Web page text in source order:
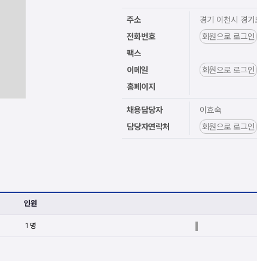
주소
경기 이천시 경
전화번호
회원으로 로그인
팩스
이메일
회원으로 로그인
홈페이지
채용담당자
이효숙
담당자연락처
회원으로 로그인
인원
1 명